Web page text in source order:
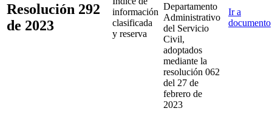
Resolución 292
de 2023
información
clasificada
y reserva
Departamento
Administrativo
del Servicio
Civil,
adoptados
mediante la
resolución 062
del 27 de
febrero de
2023
Ir a
documento